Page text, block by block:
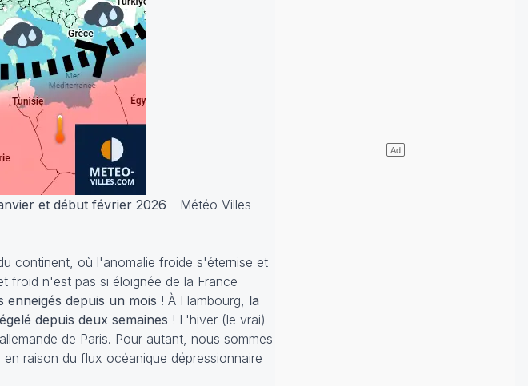
et début février 2026 - Météo Villes
continent, où l'anomalie froide s'éternise et
froid n'est pas si éloignée de la France
enneigés depuis un mois ! À Hambourg, la
depuis deux semaines ! L'hiver (le vrai)
de Paris. Pour autant, nous sommes
raison du flux océanique dépressionnaire